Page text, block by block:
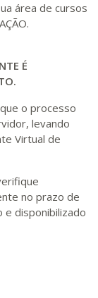
área de cursos
É
o processo
levando
Virtual de
no prazo de
disponibilizado